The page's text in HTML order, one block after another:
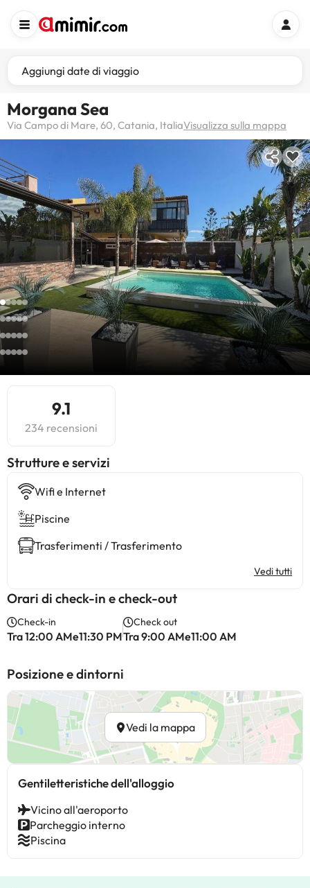
Aggiungi date di viaggio
Morgana Sea
Via Campo di Mare, 60, Catania, ItaliaVisualizza sulla mappa
9.1
234 recensioni
​Strutture e servizi
Wifi e Internet
Piscine
Trasferimenti / Trasferimento
Vedi tutti
Orari di check-in e check-out
Check-in
Tra 12:00 AMe11:30 PM
Check out
Tra 9:00 AMe11:00 AM
Posizione e dintorni
Vedi la mappa
Gentiletteristiche dell'alloggio
Vicino all'aeroporto
Parcheggio interno
Piscina